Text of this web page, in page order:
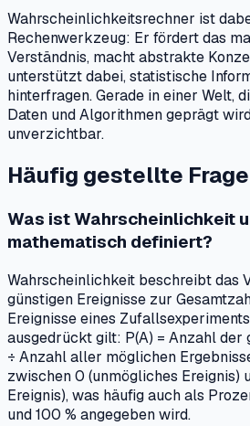
Wahrscheinlichkeitsrechner ist
Rechenwerkzeug: Er fördert das
Verständnis, macht abstrakte
unterstützt dabei, statistische
hinterfragen. Gerade in einer Welt,
Daten und Algorithmen geprägt
unverzichtbar.
Häufig gestellte
Was ist Wahrscheinlichkeit
mathematisch definiert?
Wahrscheinlichkeit beschreibt das
günstigen Ereignisse zur
Ereignisse eines
ausgedrückt gilt: P(A) = Anzahl der
÷ Anzahl aller möglichen
zwischen 0 (unmögliches Ereignis)
Ereignis), was häufig auch als
und 100 % angegeben wird.